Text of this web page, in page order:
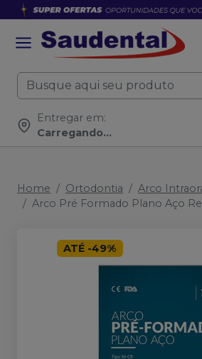
Entregar em:
Carregando...
Home Ortodontia
Arco
Arco Pré Formado Plano Aço
ATÉ -49%